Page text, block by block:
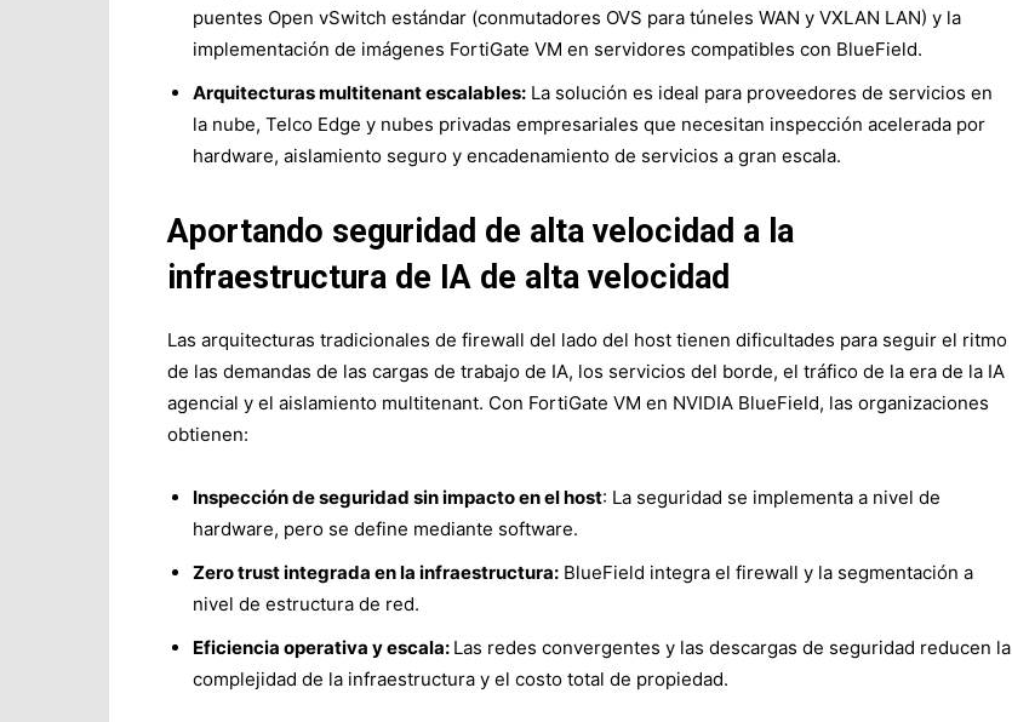
puentes Open vSwitch estándar (conmutadores OVS para túneles WAN y VXLAN LAN) y la
implementación de imágenes FortiGate VM en servidores compatibles con BlueField.
Arquitecturas multitenant escalables: La solución es ideal para proveedores de servicios en
la nube, Telco Edge y nubes privadas empresariales que necesitan inspección acelerada por
hardware, aislamiento seguro y encadenamiento de servicios a gran escala.
Aportando seguridad de alta velocidad a la
infraestructura de IA de alta velocidad
Las arquitecturas tradicionales de firewall del lado del host tienen dificultades para seguir el ritmo
de las demandas de las cargas de trabajo de IA, los servicios del borde, el tráfico de la era de la IA
agencial y el aislamiento multitenant. Con FortiGate VM en NVIDIA BlueField, las organizaciones
obtienen:
Inspección de seguridad sin impacto en el host: La seguridad se implementa a nivel de
hardware, pero se define mediante software.
Zero trust integrada en la infraestructura: BlueField integra el firewall y la segmentación a
nivel de estructura de red.
Eficiencia operativa y escala: Las redes convergentes y las descargas de seguridad reducen la
complejidad de la infraestructura y el costo total de propiedad.